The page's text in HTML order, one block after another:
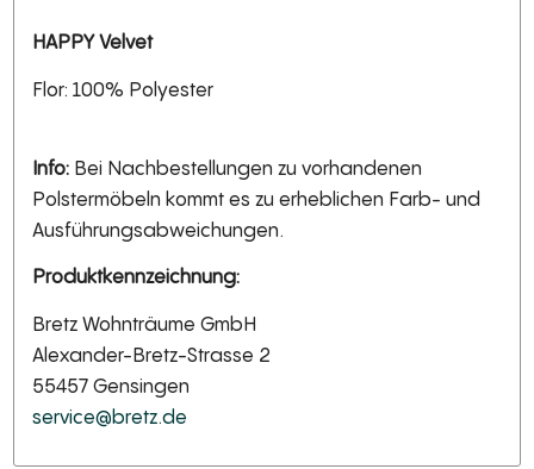
HAPPY Velvet
Flor: 100% Polyester
Info: Bei Nachbestellungen zu vorhandenen
Polstermöbeln kommt es zu erheblichen Farb- und
Ausführungsabweichungen.
Produktkennzeichnung:
Bretz Wohnträume GmbH
Alexander-Bretz-Strasse 2
55457 Gensingen
service@bretz.de